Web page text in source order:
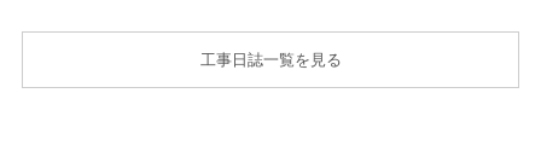
工事日誌一覧を見る